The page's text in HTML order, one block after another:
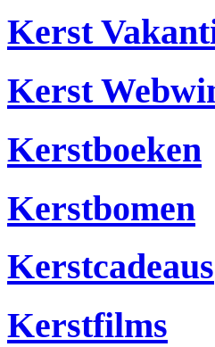
Kerst
Kerst
Kerstboeken
Kerstbomen
Kerstcadeaus
Kerstfilms